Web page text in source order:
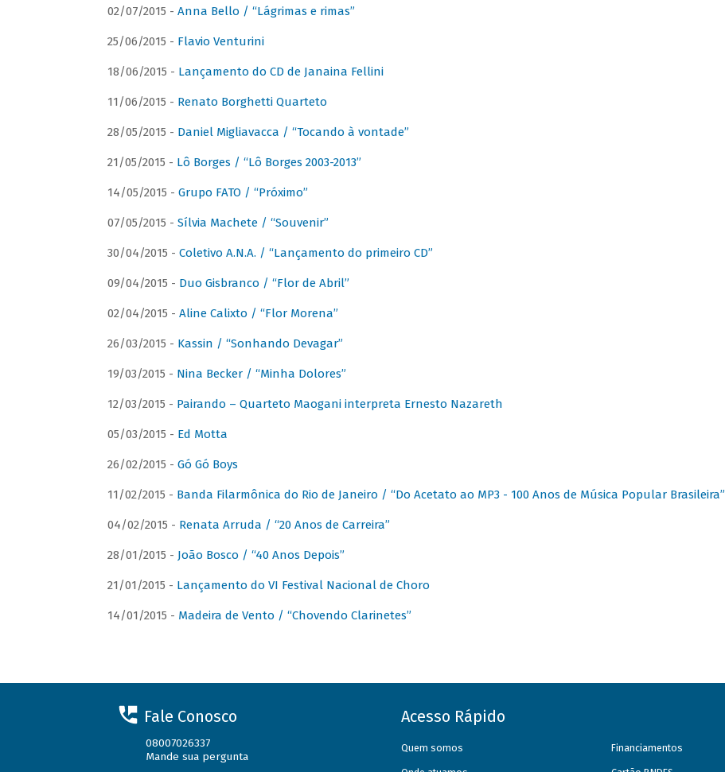
02/07/2015 - Anna Bello / “Lágrimas e rimas”
25/06/2015 - Flavio Venturini
18/06/2015 - Lançamento do CD de Janaina Fellini
11/06/2015 - Renato Borghetti Quarteto
28/05/2015 - Daniel Migliavacca / “Tocando à vontade”
21/05/2015 - Lô Borges / “Lô Borges 2003-2013”
14/05/2015 - Grupo FATO / “Próximo”
07/05/2015 - Sílvia Machete / “Souvenir”
30/04/2015 - Coletivo A.N.A. / “Lançamento do primeiro CD”
09/04/2015 - Duo Gisbranco / “Flor de Abril”
02/04/2015 - Aline Calixto / “Flor Morena”
26/03/2015 - Kassin / “Sonhando Devagar”
19/03/2015 - Nina Becker / “Minha Dolores”
12/03/2015 - Pairando – Quarteto Maogani interpreta Ernesto Nazareth
05/03/2015 - Ed Motta
26/02/2015 - Gó Gó Boys
11/02/2015 - Banda Filarmônica do Rio de Janeiro / “Do Acetato ao MP3 - 100 Anos de Música Popular Brasileira”
04/02/2015 - Renata Arruda / “20 Anos de Carreira”
28/01/2015 - João Bosco / “40 Anos Depois”
21/01/2015 - Lançamento do VI Festival Nacional de Choro
14/01/2015 - Madeira de Vento / “Chovendo Clarinetes”
Fale Conosco
08007026337
Mande sua pergunta
Acesso Rápido
Quem somos Financiamentos